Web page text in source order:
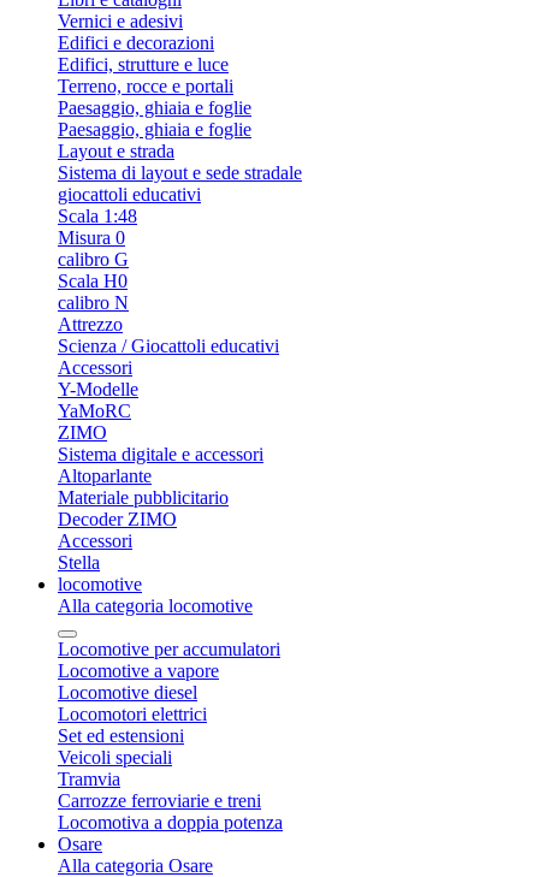
Vernici e adesivi
Edifici e decorazioni
Edifici, strutture e luce
Terreno, rocce e portali
Paesaggio, ghiaia e foglie
Paesaggio, ghiaia e foglie
Layout e strada
Sistema di layout e sede stradale
giocattoli educativi
Scala 1:48
Misura 0
calibro G
Scala H0
calibro N
Attrezzo
Scienza / Giocattoli educativi
Accessori
Y-Modelle
YaMoRC
ZIMO
Sistema digitale e accessori
Altoparlante
Materiale pubblicitario
Decoder ZIMO
Accessori
Stella
locomotive
Alla categoria locomotive
Locomotive per accumulatori
Locomotive a vapore
Locomotive diesel
Locomotori elettrici
Set ed estensioni
Veicoli speciali
Tramvia
Carrozze ferroviarie e treni
Locomotiva a doppia potenza
Osare
Alla categoria Osare